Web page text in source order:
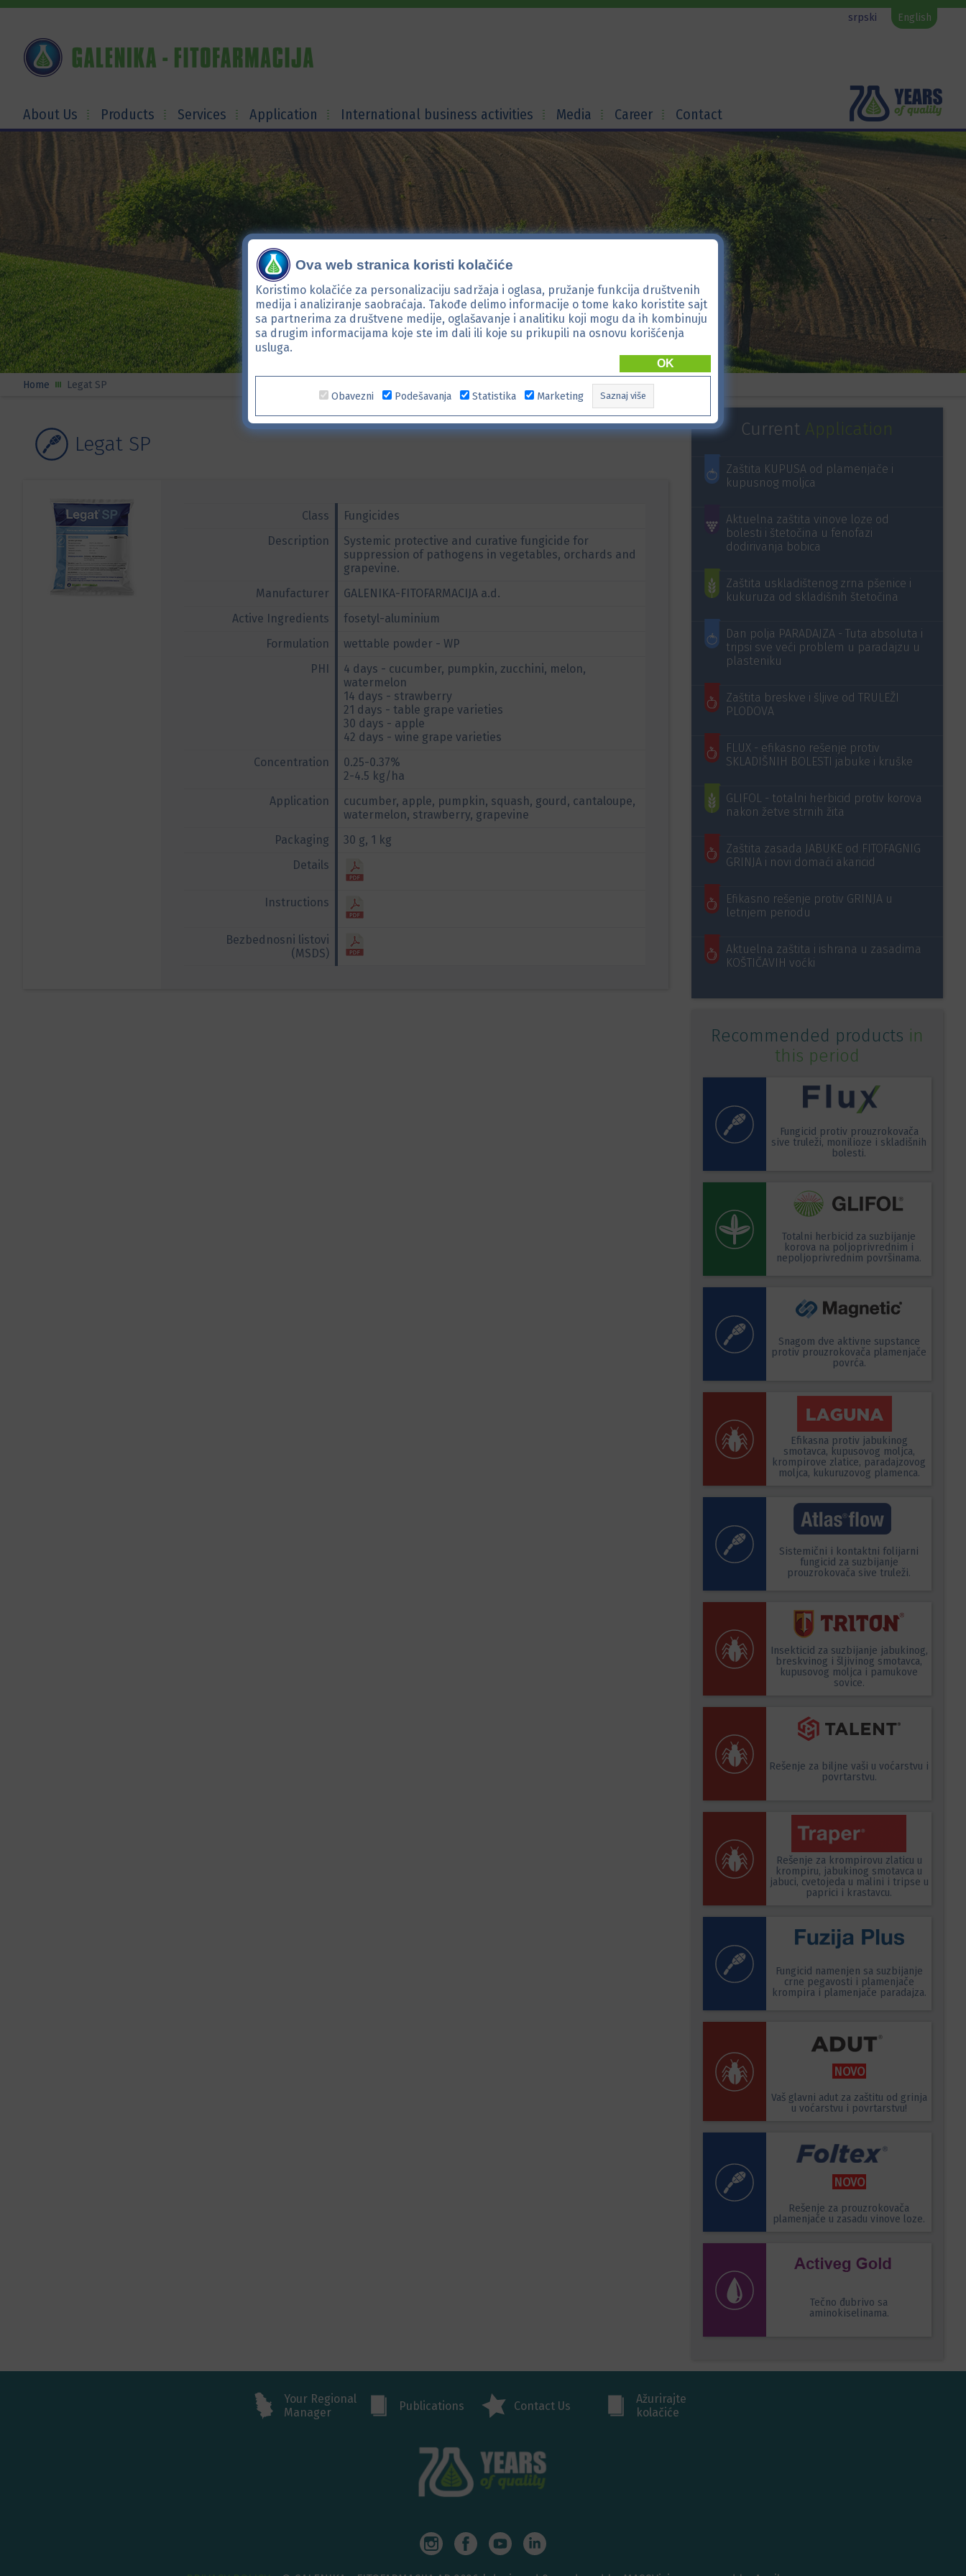
About Us Products Services Application International business activities Media Career Contact
srpski English
Home Legat SP
Legat SP
Class
Fungicides
Description
Systemic protective and curative fungicide for
suppression of pathogens in vegetables, orchards and
grapevine.
Manufacturer
GALENIKA-FITOFARMACIJA a.d.
Active Ingredients
fosetyl-aluminium
Formulation
wettable powder - WP
PHI
4 days - cucumber, pumpkin, zucchini, melon,
watermelon
14 days - strawberry
21 days - table grape varieties
30 days - apple
42 days - wine grape varieties
Concentration
0.25-0.37%
2-4.5 kg/ha
Application
cucumber, apple, pumpkin, squash, gourd, cantaloupe,
watermelon, strawberry, grapevine
Packaging
30 g, 1 kg
Details
Instructions
Bezbednosni listovi
(MSDS)
Current
Zaštita KUPUSA od plamenjače i
kupusnog moljca
Aktuelna zaštita vinove loze od
bolesti i štetočina u fenofazi
dodirivanja bobica
Zaštita uskladištenog zrna pšenice i
kukuruza od skladišnih štetočina
Dan polja PARADAJZA - Tuta absoluta i
tripsi sve veći problem u paradajzu u
plasteniku
Zaštita breskve i šljive od TRULEŽI
PLODOVA
FLUX - efikasno rešenje protiv
SKLADIŠNIH BOLESTI jabuke i kruške
GLIFOL - totalni herbicid protiv korova
nakon žetve strnih žita
Zaštita zasada JABUKE od FITOFAGNIG
GRINJA i novi domaći akaricid
Efikasno rešenje protiv GRINJA u
letnjem periodu
Aktuelna zaštita i ishrana u zasadima
KOŠTIČAVIH voćki
Recommended products in
this period
Fungicid protiv prouzrokovača
sive truleži, monilioze i skladišnih
bolesti.
Totalni herbicid za suzbijanje
korova na poljoprivrednim i
nepoljoprivrednim površinama.
Snagom dve aktivne supstance
protiv prouzrokovača plamenjače
povrća.
Efikasna protiv jabukinog
smotavca, kupusovog moljca,
krompirove zlatice, paradajzovog
moljca, kukuruzovog plamenca.
Sistemični i kontaktni folijarni
fungicid za suzbijanje
prouzrokovača sive truleži.
Insekticid za suzbijanje jabukinog,
breskvinog i šljivinog smotavca,
kupusovog moljca i pamukove
sovice.
Rešenje za biljne vaši u voćarstvu i
povrtarstvu.
Rešenje za krompirovu zlaticu u
krompiru, jabukinog smotavca u
jabuci, cvetojeda u malini i tripse u
paprici i krastavcu.
Fungicid namenjen sa suzbijanje
crne pegavosti i plamenjače
krompira i plamenjače paradajza.
NOVO
Vaš glavni adut za zaštitu od grinja
u voćarstvu i povrtarstvu!
NOVO
Rešenje za prouzrokovača
plamenjače u zasadu vinove loze.
Tečno đubrivo sa
aminokiselinama.
Your Regional
Manager
Publications Contact Us
Ažurirajte
kolačiće
Ova web stranica koristi kolačiće
Koristimo kolačiće za personalizaciju sadržaja i oglasa, pružanje funkcija društvenih
medija i analiziranje saobraćaja. Takođe delimo informacije o tome kako koristite sajt
sa partnerima za društvene medije, oglašavanje i analitiku koji mogu da ih kombinuju
sa drugim informacijama koje ste im dali ili koje su prikupili na osnovu korišćenja
usluga.
OK
Obavezni Podešavanja Statistika Marketing Saznaj više